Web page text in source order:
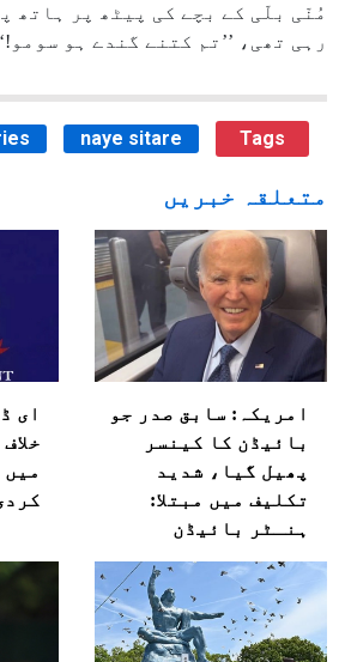
مُنّی بلّی کے بچے کی پیٹھ پر ہاتھ
رہی تھی، ’’تم کتنے گندے ہو
naye sitare Tags
متعلقہ خبریں
امریکہ: سابق صدر جو
بائیڈن کا کینسر
پھیل گیا، شدید
تکلیف میں مبتلا:
ہنـٹر بائیڈن
ای